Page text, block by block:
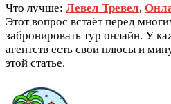
Что лучше: Левел Тревел,
Этот вопрос встаёт перед
забронировать тур онлайн. У
агентств есть свои плюсы и
этой статье.